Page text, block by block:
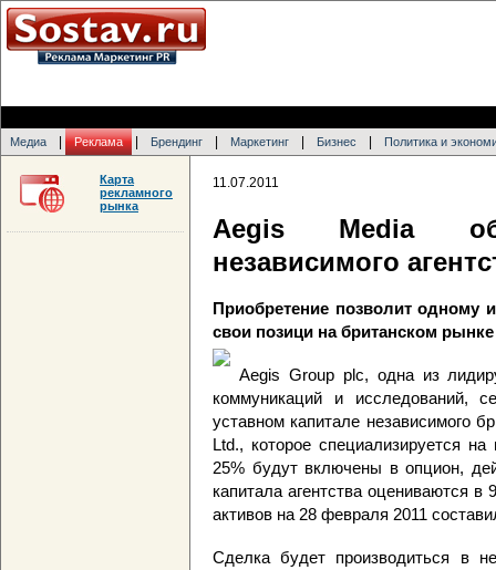
Медиа Реклама Брендинг Маркетинг Бизнес Политика и
11.07.2011
Aegis Media
независимого
Приобретение позволит одному
свои позици на британском рынке
Aegis Group plc, одна из
коммуникаций и исследований,
уставном капитале независимого
Ltd., которое специализируется
25% будут включены в опцион,
капитала агентства оцениваются
активов на 28 февраля 2011
Сделка будет производиться в
Карта
рекламного
рынка